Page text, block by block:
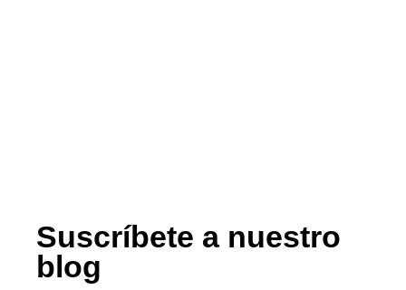
Suscríbete a nuestro
blog